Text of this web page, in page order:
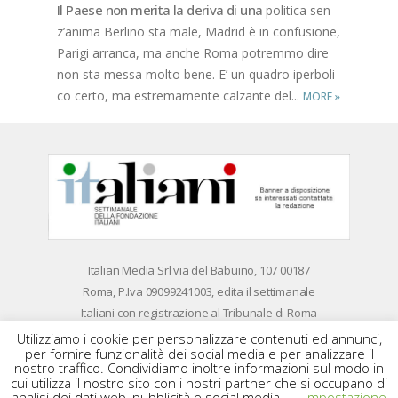
Il Pae­se non me­ri­ta la de­ri­va di una po­li­ti­ca sen­
z’a­ni­ma Ber­li­no sta male, Ma­drid è in con­fu­sio­ne,
Pa­ri­gi ar­ran­ca, ma an­che Roma po­trem­mo dire
non sta mes­sa mol­to bene. E’ un qua­dro iper­bo­li­
co cer­to, ma estre­ma­men­te cal­zan­te del... MORE»
Ita­lian Me­dia Srl via del Ba­bui­no, 107 00187
Roma, P.Iva 09099241003, edi­ta il set­ti­ma­na­le
Ita­lia­ni con re­gi­stra­zio­ne al Tri­bu­na­le di Roma
n. 158/​2013 del 25.06.2013 email: info@ita­lian­
me­dia.eu
Utilizziamo i cookie per personalizzare contenuti ed annunci,
per fornire funzionalità dei social media e per analizzare il
nostro traffico. Condividiamo inoltre informazioni sul modo in
cui utilizza il nostro sito con i nostri partner che si occupano di